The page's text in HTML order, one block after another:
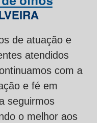
de atuação e
atendidos
com a
e fé em
seguirmos
o melhor aos